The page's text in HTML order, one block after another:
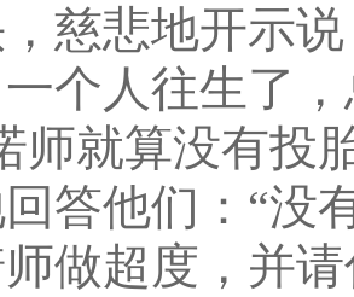
慈悲地开示
个人往生了
师就算没有投
答他们：“没
做超度，并